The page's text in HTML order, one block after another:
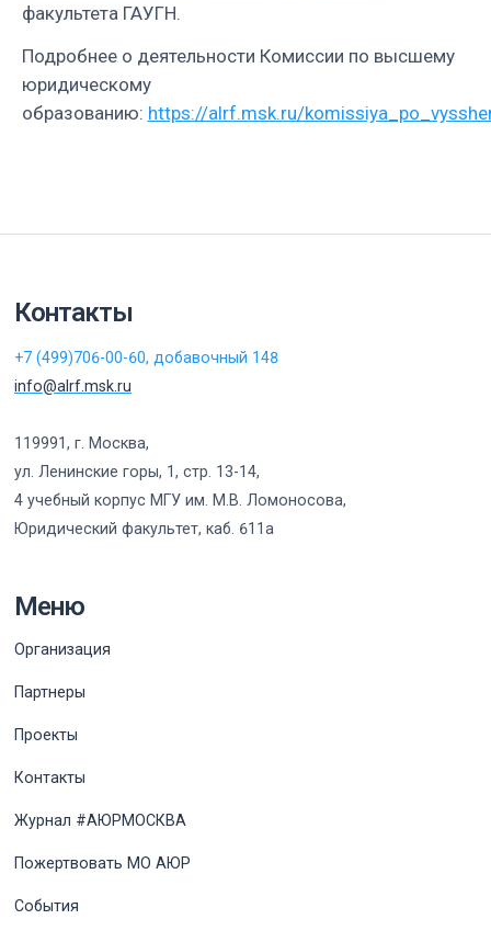
факультета ГАУГН.
Подробнее о деятельности Комиссии по высшему
юридическому
образованию: https://alrf.msk.ru/
Контакты
+7 (499)706-00-60, добавочный 148
info@alrf.msk.ru
119991, г. Москва,
ул. Ленинские горы, 1, стр. 13-14,
4 учебный корпус МГУ им. М.В. Ломоносова,
Юридический факультет, каб. 611а
Меню
Организация
Партнеры
Проекты
Контакты
Журнал #АЮРМОСКВА
Пожертвовать МО АЮР
События